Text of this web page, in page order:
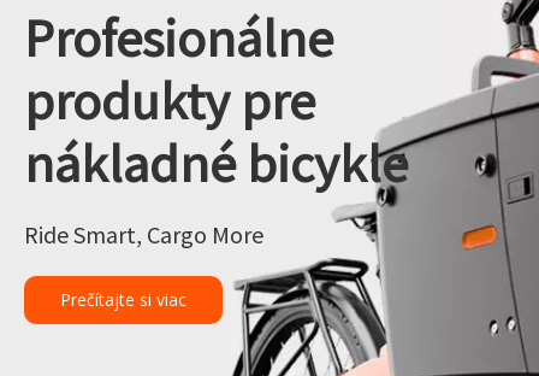
Blog
Kontaktovať
Profesionálne
produkty pre
nákladné bicykle
Ride Smart, Cargo More
Prečítajte si viac